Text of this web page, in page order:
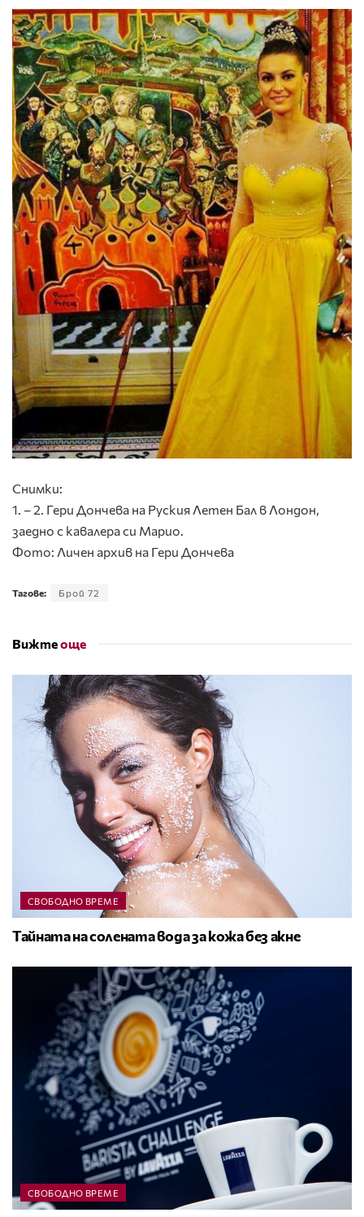
Снимки:
1. – 2. Гери Дончева на Руския Летен Бал в Лондон,
заедно с кавалера си Марио.
Фото: Личен архив на Гери Дончева
Тагове: Брой 72
Вижтеоще
СВОБОДНО ВРЕМЕ
Тайната на солената вода за кожа без акне
СВОБОДНО ВРЕМЕ